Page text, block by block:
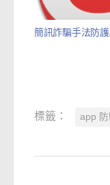
簡訊詐騙手法防
標籤： app 防